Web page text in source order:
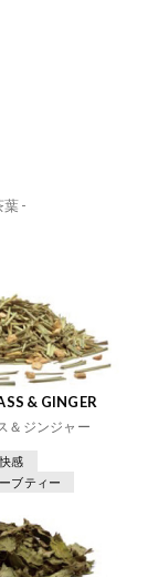
-
& GINGER
＆ジンジャー
感
ブティー